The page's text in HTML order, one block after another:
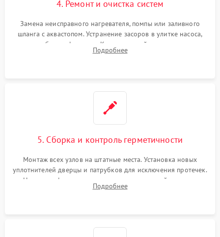
4. Ремонт и очистка систем
Замена неисправного нагревателя, помпы или заливного
шланга с аквастопом. Устранение засоров в улитке насоса,
патрубках и фильтрах. Компонентный ремонт платы
управления, восстановление поврежденной проводки.
Подробнее
5. Сборка и контроль герметичности
Монтаж всех узлов на штатные места. Установка новых
уплотнителей дверцы и патрубков для исключения протечек.
Надежная фиксация хомутов гидравлической системы,
сборка корпуса и установка датчика поплавка.
Подробнее